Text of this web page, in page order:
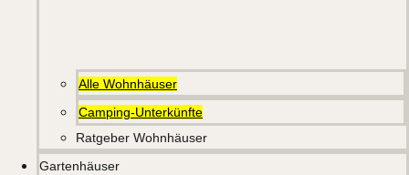
Alle Wohnhäuser
Camping-Unterkünfte
Ratgeber Wohnhäuser
Gartenhäuser